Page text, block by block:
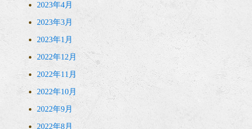
2023年4月
2023年3月
2023年1月
2022年12月
2022年11月
2022年10月
2022年9月
2022年8月